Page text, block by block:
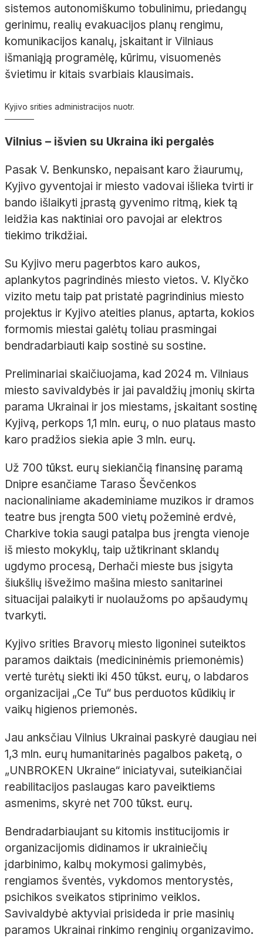
sistemos autonomiškumo tobulinimu, priedangų
gerinimu, realių evakuacijos planų rengimu,
komunikacijos kanalų, įskaitant ir Vilniaus
išmaniąją programėlę, kūrimu, visuomenės
švietimu ir kitais svarbiais klausimais.
Kyjivo srities administracijos nuotr.
Vilnius – išvien su Ukraina iki pergalės
Pasak V. Benkunsko, nepaisant karo žiaurumų,
Kyjivo gyventojai ir miesto vadovai išlieka tvirti ir
bando išlaikyti įprastą gyvenimo ritmą, kiek tą
leidžia kas naktiniai oro pavojai ar elektros
tiekimo trikdžiai.
Su Kyjivo meru pagerbtos karo aukos,
aplankytos pagrindinės miesto vietos. V. Klyčko
vizito metu taip pat pristatė pagrindinius miesto
projektus ir Kyjivo ateities planus, aptarta, kokios
formomis miestai galėtų toliau prasmingai
bendradarbiauti kaip sostinė su sostine.
Preliminariai skaičiuojama, kad 2024 m. Vilniaus
miesto savivaldybės ir jai pavaldžių įmonių skirta
parama Ukrainai ir jos miestams, įskaitant sostinę
Kyjivą, perkops 1,1 mln. eurų, o nuo plataus masto
karo pradžios siekia apie 3 mln. eurų.
Už 700 tūkst. eurų siekiančią finansinę paramą
Dnipre esančiame Taraso Ševčenkos
nacionaliniame akademiniame muzikos ir dramos
teatre bus įrengta 500 vietų požeminė erdvė,
Charkive tokia saugi patalpa bus įrengta vienoje
iš miesto mokyklų, taip užtikrinant sklandų
ugdymo procesą, Derhači mieste bus įsigyta
šiukšlių išvežimo mašina miesto sanitarinei
situacijai palaikyti ir nuolaužoms po apšaudymų
tvarkyti.
Kyjivo srities Bravorų miesto ligoninei suteiktos
paramos daiktais (medicininėmis priemonėmis)
vertė turėtų siekti iki 450 tūkst. eurų, o labdaros
organizacijai „Ce Tu“ bus perduotos kūdikių ir
vaikų higienos priemonės.
Jau anksčiau Vilnius Ukrainai paskyrė daugiau nei
1,3 mln. eurų humanitarinės pagalbos paketą, o
„UNBROKEN Ukraine“ iniciatyvai, suteikiančiai
reabilitacijos paslaugas karo paveiktiems
asmenims, skyrė net 700 tūkst. eurų.
Bendradarbiaujant su kitomis institucijomis ir
organizacijomis didinamos ir ukrainiečių
įdarbinimo, kalbų mokymosi galimybės,
rengiamos šventės, vykdomos mentorystės,
psichikos sveikatos stiprinimo veiklos.
Savivaldybė aktyviai prisideda ir prie masinių
paramos Ukrainai rinkimo renginių organizavimo.